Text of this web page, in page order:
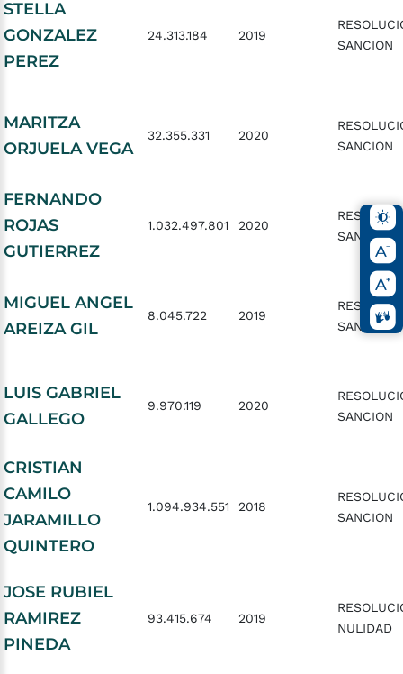
STELLA
GONZALEZ
PEREZ
24.313.184 2019
SANCION
MARITZA
ORJUELA VEGA
32.355.331 2020
SANCION
FERNANDO
ROJAS
GUTIERREZ
1.032.497.801 2020
SANCION
MIGUEL ANGEL
AREIZA GIL
8.045.722 2019
SANCION
LUIS GABRIEL
GALLEGO
9.970.119 2020
SANCION
CRISTIAN
CAMILO
JARAMILLO
QUINTERO
1.094.934.551 2018
SANCION
JOSE RUBIEL
RAMIREZ
PINEDA
93.415.674 2019
NULIDAD